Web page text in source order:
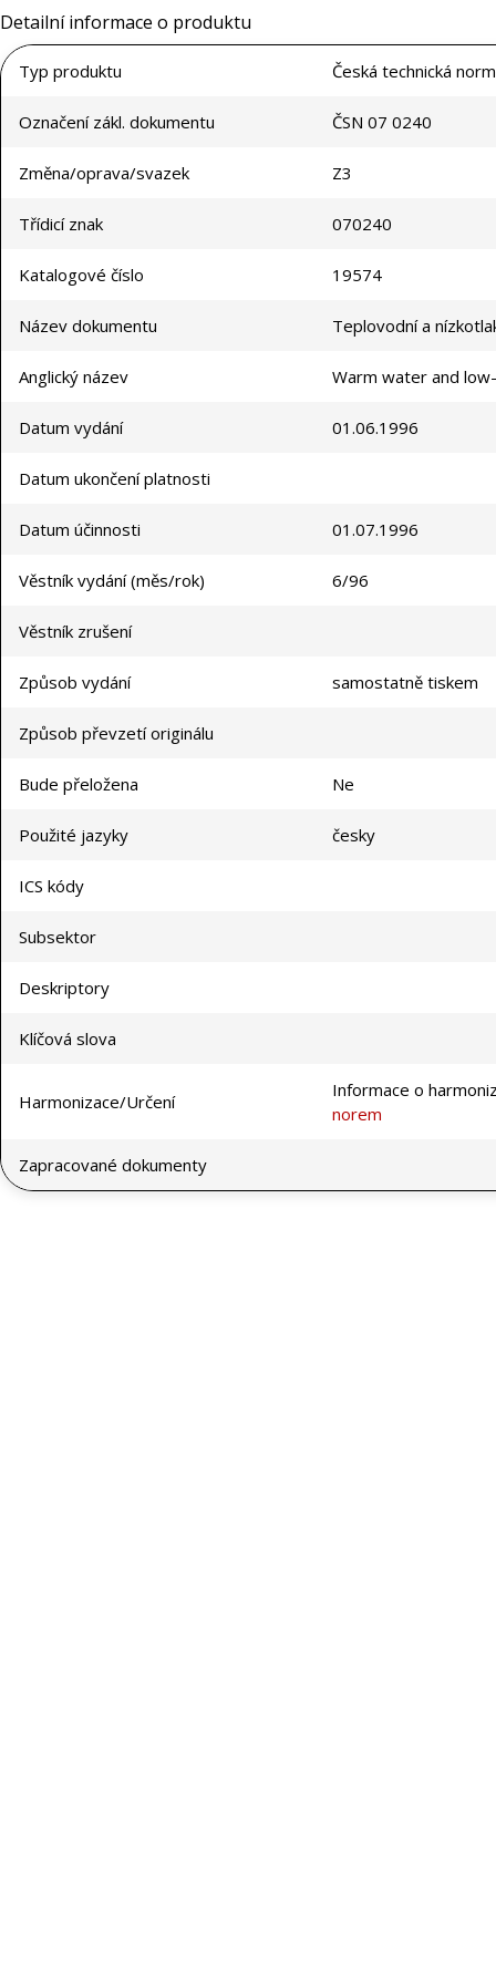
Detailní informace o produktu
Typ produktu Česká technická
Označení zákl. dokumentu ČSN 07 0240
Změna/oprava/svazek Z3
Třídicí znak 070240
Katalogové číslo 19574
Název dokumentu Teplovodní a
Anglický název Warm water and
Datum vydání 01.06.1996
Datum ukončení platnosti
Datum účinnosti 01.07.1996
Věstník vydání (měs/rok) 6/96
Věstník zrušení
Způsob vydání samostatně tiskem
Způsob převzetí originálu
Bude přeložena Ne
Použité jazyky česky
ICS kódy
Subsektor
Deskriptory
Klíčová slova
Harmonizace/Určení
Informace o
norem
Zapracované dokumenty